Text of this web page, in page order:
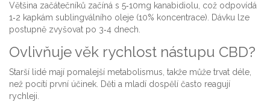
Většina začátečníků začíná s 5‑10mg kanabidiolu, což odpovídá
1‑2 kapkám sublingválního oleje (10% koncentrace). Dávku lze
postupně zvyšovat po 3‑4 dnech.
Ovlivňuje věk rychlost nástupu CBD?
Starší lidé mají pomalejší metabolismus, takže může trvat déle,
než pocítí první účinek. Děti a mladí dospělí často reagují
rychleji.